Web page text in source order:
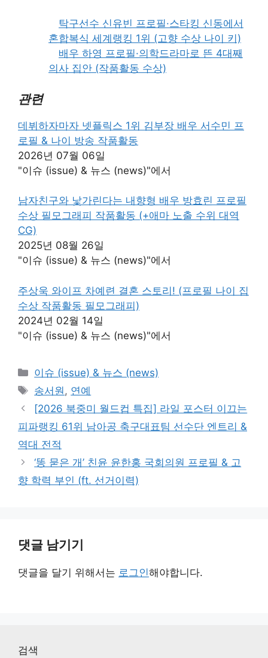
탁구선수 신유빈 프로필·스타킹 신동에서
혼합복식 세계랭킹 1위 (고향 수상 나이 키)
배우 하영 프로필·의학드라마로 뜬 4대째
의사 집안 (작품활동 수상)
관련
데뷔하자마자 넷플릭스 1위 김부장 배우 서수민 프
로필 & 나이 방송 작품활동
2026년 07월 06일
"이슈 (issue) & 뉴스 (news)"에서
남자친구와 낯가린다는 내향형 배우 방효린 프로필
수상 필모그래피 작품활동 (+애마 노출 수위 대역
CG)
2025년 08월 26일
"이슈 (issue) & 뉴스 (news)"에서
주상욱 와이프 차예련 결혼 스토리! (프로필 나이 집
수상 작품활동 필모그래피)
2024년 02월 14일
"이슈 (issue) & 뉴스 (news)"에서
카
테
고
리
이슈 (issue) & 뉴스 (news)
태
그
송서원 , 연예
[2026 북중미 월드컵 특집] 라일 포스터 이끄는
피파랭킹 61위 남아공 축구대표팀 선수단 엔트리 &
역대 전적
‘똥 묻은 개’ 친윤 윤한홍 국회의원 프로필 & 고
향 학력 부인 (ft. 선거이력)
댓글 남기기
댓글을 달기 위해서는 로그인해야합니다.
검색